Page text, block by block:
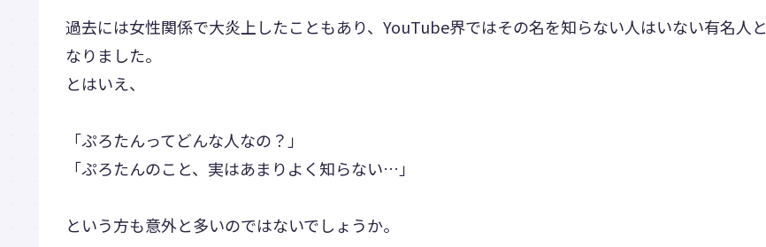
過去には女性関係で大炎上したこともあり、YouTube界ではその名を知らない人はいない有名人と
なりました。
とはいえ、
「ぷろたんってどんな人なの？」
「ぷろたんのこと、実はあまりよく知らない…」
という方も意外と多いのではないでしょうか。